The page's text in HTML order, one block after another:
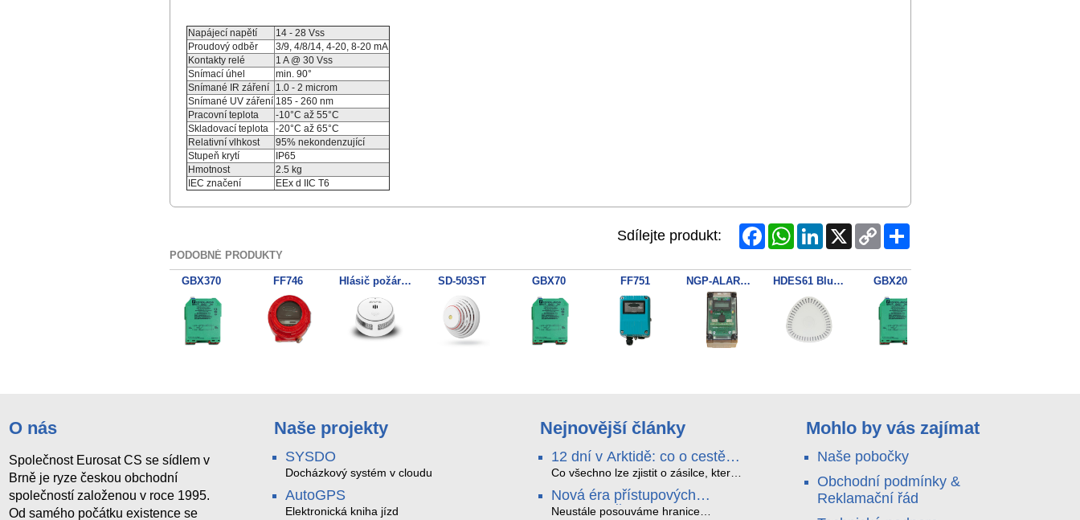
Napájecí napětí
14 - 28 Vss
Proudový odběr
3/9, 4/8/14, 4-20, 8-20 mA
Kontakty relé
1 A @ 30 Vss
Snímací úhel
min. 90°
Snímané IR záření
1.0 - 2 microm
Snímané UV záření 185 - 260 nm
Pracovní teplota
-10°C až 55°C
Skladovací teplota
-20°C až 65°C
Relativní vlhkost
95% nekondenzující
Stupeň krytí
IP65
Hmotnost
2.5 kg
IEC značení
EEx d IIC T6
Sdílejte produkt: FacebookWhatsAppLinkedIn
X
Copy
Link
Share
PODOBNÉ PRODUKTY
GBX370 FF746 Hlásič požáru SAFE 10Y30-PRO SD-503ST GBX70 FF751 NGP-ALARMWIRE HDES61 Bluetooth detektor kouře GBX2000
O nás
Společnost Eurosat CS se sídlem v
Brně je ryze českou obchodní
společností založenou v roce 1995.
Od samého počátku existence se
Naše projekty
SYSDO
Docházkový systém v cloudu
AutoGPS
Elektronická kniha jízd
Nejnovější články
12 dní v Arktidě: co o cestě
na Nordkapp řekla data ze
SMARTBOX 2 MAX
Co všechno lze zjistit o zásilce, která
SMARTBOX 2 MAX jsme vzali na
trasu z Tromsø přes Lofoty, Kirunu a
Nová éra přístupových
systémů: Čtečky HID Signo
Neustále posouváme hranice
Mohlo by vás zajímat
Naše pobočky
Obchodní podmínky &
Reklamační řád